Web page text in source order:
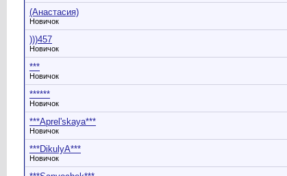
(Анастасия)
Новичок
)))457
Новичок
***
Новичок
******
Новичок
***Aprel'skaya***
Новичок
***DikulyA***
Новичок